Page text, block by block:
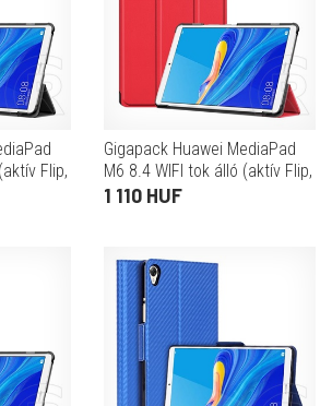
Flip,
asztali
Gigapack Huawei MediaPad
M6 8.4 WIFI tok álló (aktív Flip,
oldalra nyíló, TRIFOLD asztali
1 110 HUF